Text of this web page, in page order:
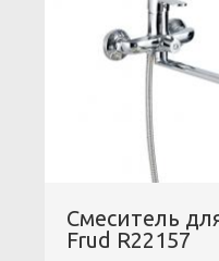
Смеситель
Frud R22157